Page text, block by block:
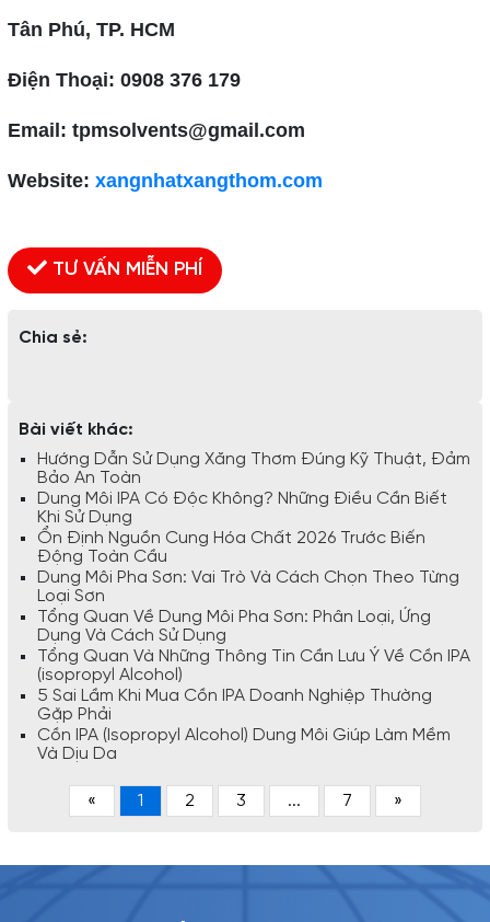
Tân Phú, TP. HCM
Điện Thoại: 0908 376 179
Email: tpmsolvents@gmail.com
Website: xangnhatxangthom.com
TƯ VẤN MIỄN PHÍ
Chia sẻ:
Bài viết khác:
Hướng Dẫn Sử Dụng Xăng Thơm Đúng Kỹ Thuật, Đảm
Bảo An Toàn
Dung Môi IPA Có Độc Không? Những Điều Cần Biết
Khi Sử Dụng
Ổn Định Nguồn Cung Hóa Chất 2026 Trước Biến
Động Toàn Cầu
Dung Môi Pha Sơn: Vai Trò Và Cách Chọn Theo Từng
Loại Sơn
Tổng Quan Về Dung Môi Pha Sơn: Phân Loại, Ứng
Dụng Và Cách Sử Dụng
Tổng Quan Và Những Thông Tin Cần Lưu Ý Về Cồn IPA
(isopropyl Alcohol)
5 Sai Lầm Khi Mua Cồn IPA Doanh Nghiệp Thường
Gặp Phải
Cồn IPA (Isopropyl Alcohol) Dung Môi Giúp Làm Mềm
Và Dịu Da
« 1 2 3 ... 7 »